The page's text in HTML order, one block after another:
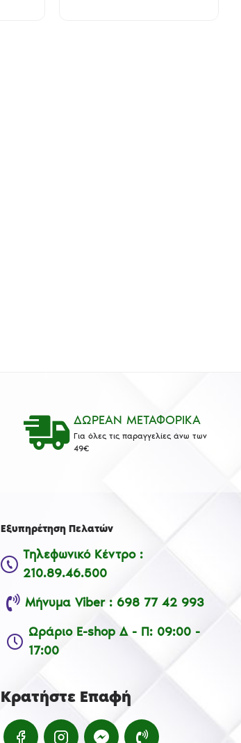
ΔΩΡΕΑΝ ΜΕΤΑΦΟΡΙΚΑ
Για όλες τις παραγγελίες άνω των
49€
Εξυπηρέτηση Πελατών
Τηλεφωνικό Κέντρο :
210.89.46.500
Μήνυμα Viber : 698 77 42 993
Ωράριο E-shop Δ - Π: 09:00 -
17:00
Κρατήστε Επαφή